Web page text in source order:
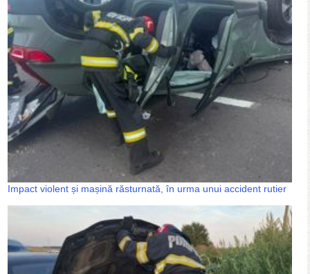
Impact violent și mașină răsturnată, în urma unui accident rutier